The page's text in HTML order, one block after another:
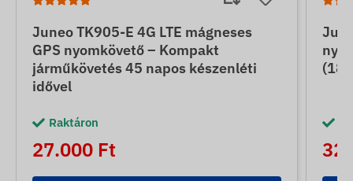
Juneo TK905-E 4G LTE mágneses
GPS nyomkövető – Kompakt
járműkövetés 45 napos készenléti
idővel
Raktáron
27.000 Ft